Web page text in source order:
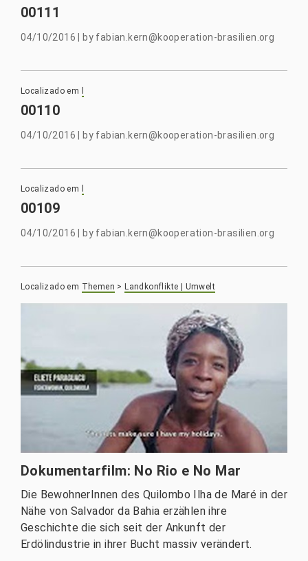
00111
04/10/2016 by fabian.kern@kooperation-brasilien.org
Localizado em
00110
04/10/2016 by fabian.kern@kooperation-brasilien.org
Localizado em
00109
04/10/2016 by fabian.kern@kooperation-brasilien.org
Localizado em Themen > Landkonflikte | Umwelt
Dokumentarfilm: No Rio e No Mar
Die BewohnerInnen des Quilombo Ilha de Maré in der
Nähe von Salvador da Bahia erzählen ihre
Geschichte die sich seit der Ankunft der
Erdölindustrie in ihrer Bucht massiv verändert.